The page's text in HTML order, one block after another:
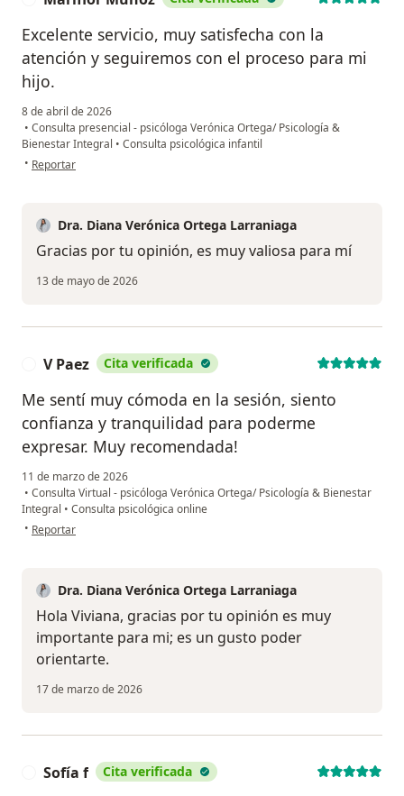
Excelente servicio, muy satisfecha con la
atención y seguiremos con el proceso para mi
hijo.
8 de abril de 2026
• Consulta presencial - psicóloga Verónica Ortega/ Psicología &
Bienestar Integral • Consulta psicológica infantil
• en opinión del usuario Mariflor Muñoz
Reportar
Dra. Diana Verónica Ortega Larraniaga
Gracias por tu opinión, es muy valiosa para mí
13 de mayo de 2026
V Paez Cita verificada
Me sentí muy cómoda en la sesión, siento
confianza y tranquilidad para poderme
expresar. Muy recomendada!
11 de marzo de 2026
• Consulta Virtual - psicóloga Verónica Ortega/ Psicología & Bienestar
Integral • Consulta psicológica online
• en opinión del usuario V Paez
Reportar
Dra. Diana Verónica Ortega Larraniaga
Hola Viviana, gracias por tu opinión es muy
importante para mi; es un gusto poder
orientarte.
17 de marzo de 2026
Sofía f Cita verificada